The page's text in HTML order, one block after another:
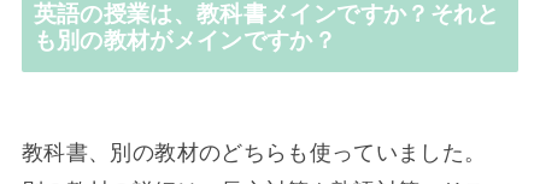
英語の授業は、教科書メインですか？それと
も別の教材がメインですか？
教科書、別の教材のどちらも使っていました。